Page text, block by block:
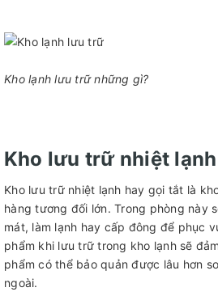
Kho lạnh lưu trữ những gì?
Kho lưu trữ nhiệt
Kho lưu trữ nhiệt lạnh hay gọi tắt là
hàng tương đối lớn. Trong phòng này
mát, làm lạnh hay cấp đông để phục
phẩm khi lưu trữ trong kho lạnh sẽ
phẩm có thể bảo quản được lâu hơn
ngoài.